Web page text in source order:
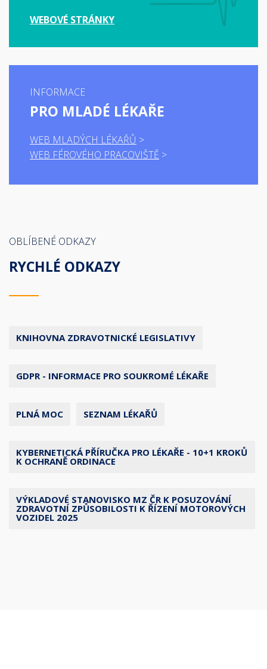
WEBOVÉ STRÁNKY
INFORMACE
PRO MLADÉ LÉKAŘE
WEB MLADÝCH LÉKAŘŮ
WEB FÉROVÉHO PRACOVIŠTĚ
OBLÍBENÉ ODKAZY
RYCHLÉ ODKAZY
KNIHOVNA ZDRAVOTNICKÉ LEGISLATIVY
GDPR - INFORMACE PRO SOUKROMÉ LÉKAŘE
PLNÁ MOC SEZNAM LÉKAŘŮ
KYBERNETICKÁ PŘÍRUČKA PRO LÉKAŘE - 10+1 KROKŮ
K OCHRANĚ ORDINACE
VÝKLADOVÉ STANOVISKO MZ ČR K POSUZOVÁNÍ
ZDRAVOTNÍ ZPŮSOBILOSTI K ŘÍZENÍ MOTOROVÝCH
VOZIDEL 2025